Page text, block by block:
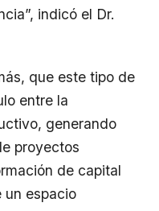
indicó el Dr.
que este tipo de
entre la
generando
proyectos
de capital
un espacio